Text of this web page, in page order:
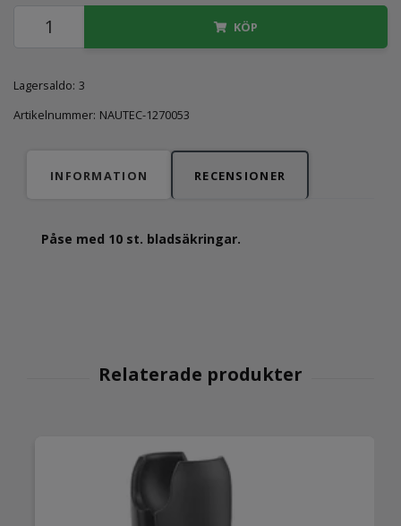
KÖP
Lagersaldo: 3
Artikelnummer: NAUTEC-1270053
INFORMATION RECENSIONER
Påse med 10 st. bladsäkringar.